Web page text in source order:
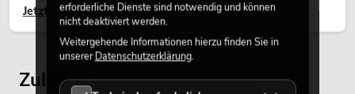
Jetzt lesen
Zuletzt angesehene Artikel
erforderliche Dienste sind notwendig und können
nicht deaktiviert werden.
Weitergehende Informationen hierzu finden Sie in
unsererDatenschutzerklärung.